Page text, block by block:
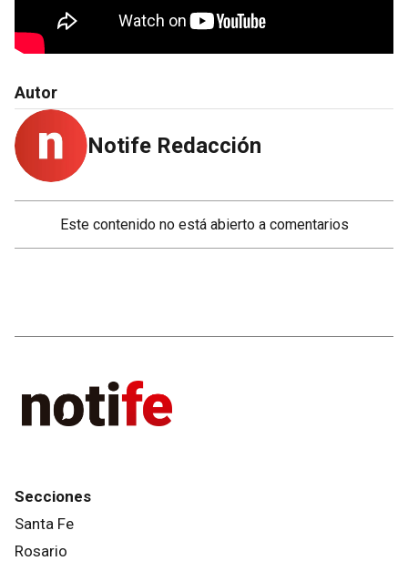
Autor
Notife Redacción
Este contenido no está abierto a comentarios
Secciones
Santa Fe
Rosario